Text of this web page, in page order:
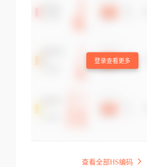
登录查看更多
查看全部HS编码